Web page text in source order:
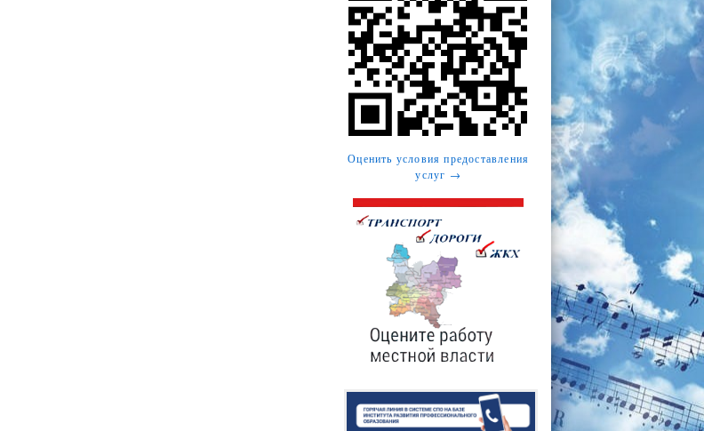
Оценить условия предоставления
услуг →